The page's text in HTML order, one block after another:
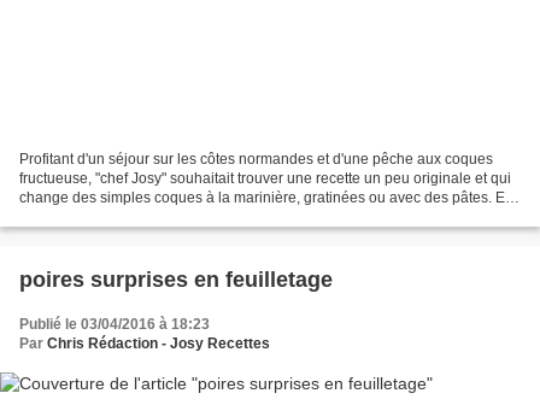
Profitant d'un séjour sur les côtes normandes et d'une pêche aux coques
fructueuse, "chef Josy" souhaitait trouver une recette un peu originale et qui
change des simples coques à la marinière, gratinées ou avec des pâtes. Elle
poires surprises en feuilletage
Publié le 03/04/2016 à 18:23
Par Chris Rédaction - Josy Recettes